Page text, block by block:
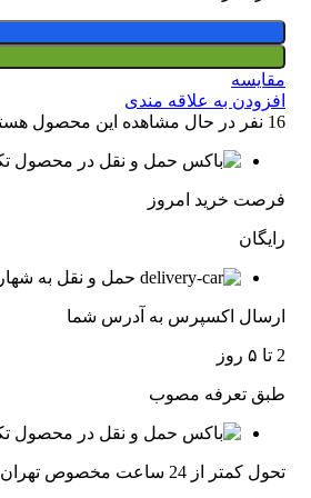
BUT11A عدد
مقایسه
افزودن به علاقه مندی
16 نفر در حال مشاهده این محصول
فرصت خرید امروز
رایگان
حمل و نقل به
ارسال اکسپرس به آدرس شما
2 تا ۵ روز
طبق تعرفه مصوب
تحول کمتر از 24 ساعت مخصوص تهران